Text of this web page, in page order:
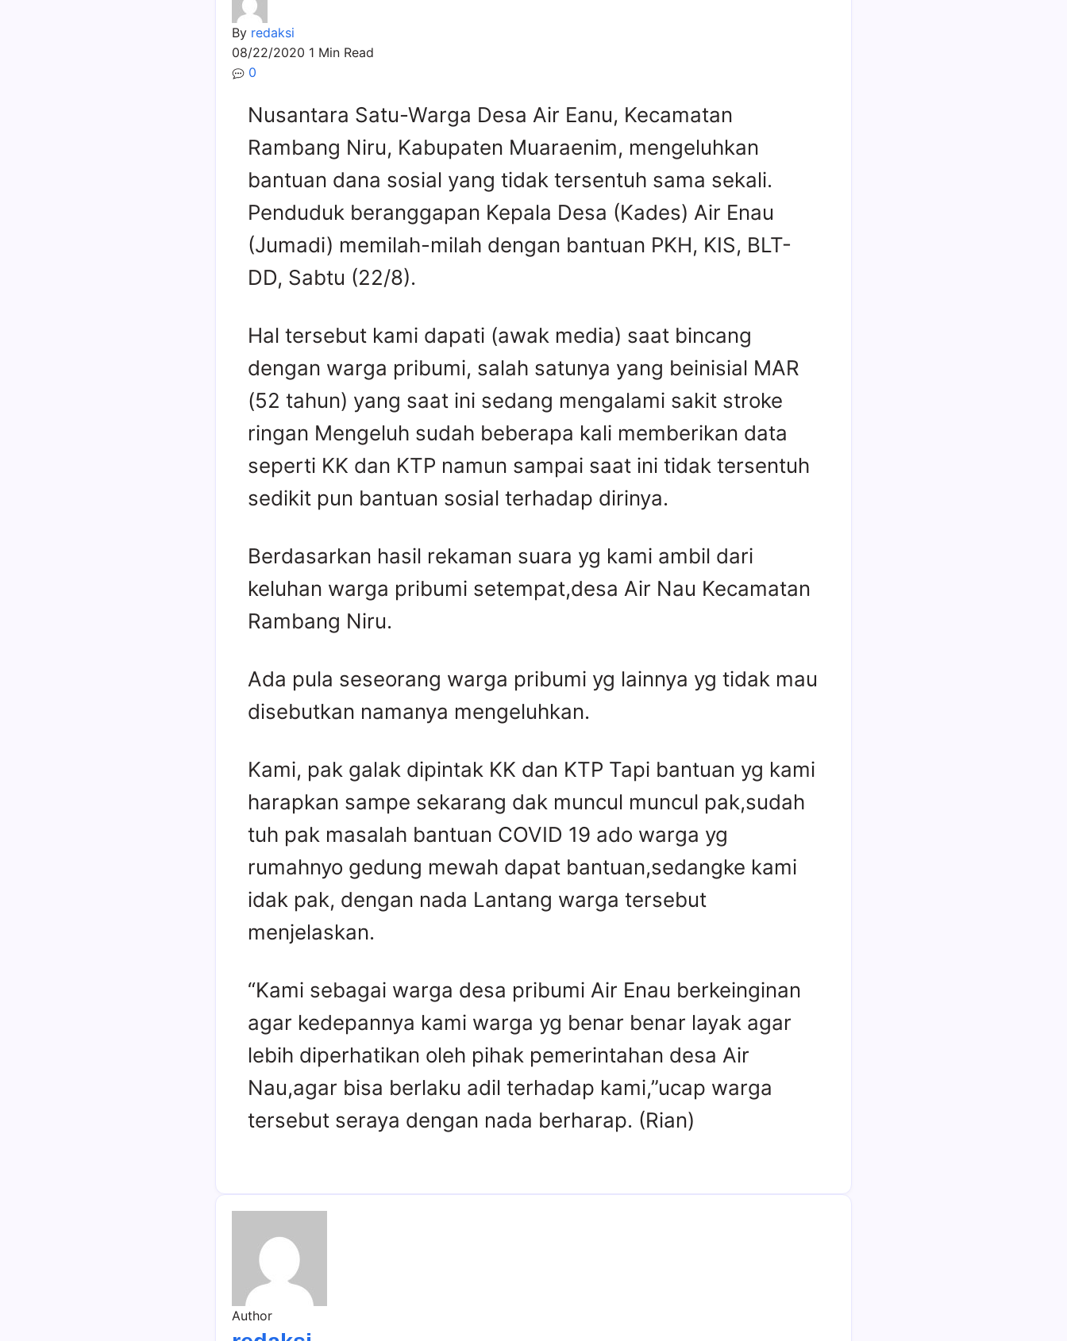
By redaksi
08/22/2020 1 Min Read
0
Nusantara Satu-Warga Desa Air Eanu, Kecamatan
Rambang Niru, Kabupaten Muaraenim, mengeluhkan
bantuan dana sosial yang tidak tersentuh sama sekali.
Penduduk beranggapan Kepala Desa (Kades) Air Enau
(Jumadi) memilah-milah dengan bantuan PKH, KIS, BLT-
DD, Sabtu (22/8).
Hal tersebut kami dapati (awak media) saat bincang
dengan warga pribumi, salah satunya yang beinisial MAR
(52 tahun) yang saat ini sedang mengalami sakit stroke
ringan Mengeluh sudah beberapa kali memberikan data
seperti KK dan KTP namun sampai saat ini tidak tersentuh
sedikit pun bantuan sosial terhadap dirinya.
Berdasarkan hasil rekaman suara yg kami ambil dari
keluhan warga pribumi setempat,desa Air Nau Kecamatan
Rambang Niru.
Ada pula seseorang warga pribumi yg lainnya yg tidak mau
disebutkan namanya mengeluhkan.
Kami, pak galak dipintak KK dan KTP Tapi bantuan yg kami
harapkan sampe sekarang dak muncul muncul pak,sudah
tuh pak masalah bantuan COVID 19 ado warga yg
rumahnyo gedung mewah dapat bantuan,sedangke kami
idak pak, dengan nada Lantang warga tersebut
menjelaskan.
“Kami sebagai warga desa pribumi Air Enau berkeinginan
agar kedepannya kami warga yg benar benar layak agar
lebih diperhatikan oleh pihak pemerintahan desa Air
Nau,agar bisa berlaku adil terhadap kami,”ucap warga
tersebut seraya dengan nada berharap. (Rian)
Author